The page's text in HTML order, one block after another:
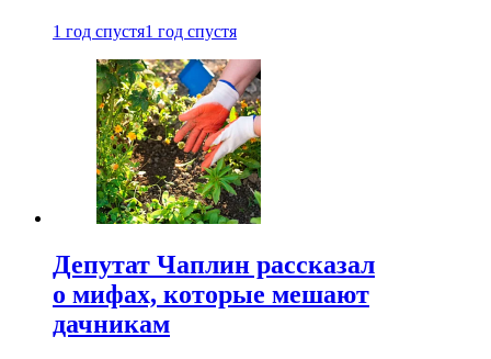
1 год спустя1 год спустя
Депутат Чаплин рассказал
о мифах, которые мешают
дачникам